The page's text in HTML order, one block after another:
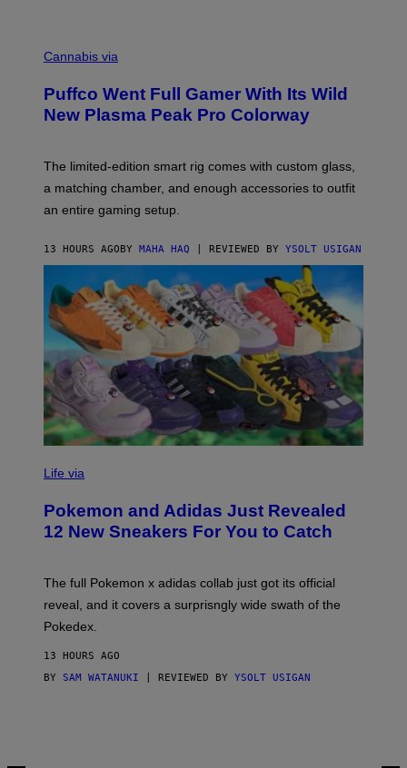
N
E
T
T
M
G
E
O
T
E
S
F
U
F
O
Cannabis via
Puffco Went Full Gamer With Its Wild
New Plasma Peak Pro Colorway
The limited-edition smart rig comes with custom glass,
a matching chamber, and enough accessories to outfit
an entire gaming setup.
13 HOURS AGO BY MAHA HAQ | REVIEWED BY YSOLT USIGAN
I
O
K
E
N
A
D
I
A
S
Life via
Pokemon and Adidas Just Revealed
12 New Sneakers For You to Catch
The full Pokemon x adidas collab just got its official
reveal, and it covers a surprisngly wide swath of the
Pokedex.
13 HOURS AGO
BY SAM WATANUKI | REVIEWED BY YSOLT USIGAN